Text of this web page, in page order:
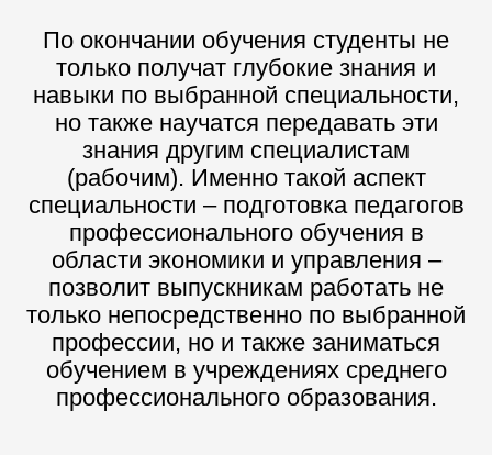
По окончании обучения студенты не
только получат глубокие знания и
навыки по выбранной специальности,
но также научатся передавать эти
знания другим специалистам
(рабочим). Именно такой аспект
специальности – подготовка педагогов
профессионального обучения в
области экономики и управления –
позволит выпускникам работать не
только непосредственно по выбранной
профессии, но и также заниматься
обучением в учреждениях среднего
профессионального образования.